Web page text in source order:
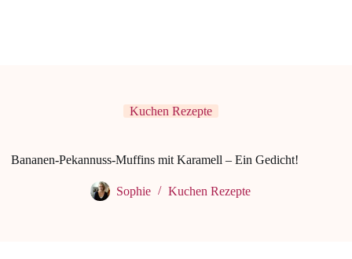
Kuchen Rezepte
Bananen-Pekannuss-Muffins mit Karamell – Ein Gedicht!
Sophie Kuchen Rezepte